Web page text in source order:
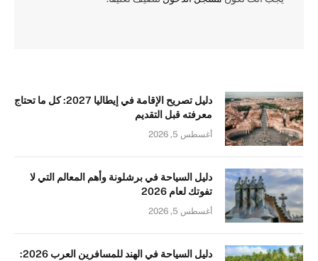
دليل تصريح الإقامة في إيطاليا 2027: كل ما تحتاج
معرفته قبل التقديم
أغسطس 5, 2026
دليل السياحة في برشلونة وأهم المعالم التي لا
تفوتك لعام 2026
أغسطس 5, 2026
دليل السياحة في الهند للمسافرين العرب 2026: